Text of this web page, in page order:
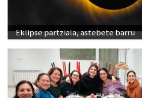
Eklipse partziala, astebete barru